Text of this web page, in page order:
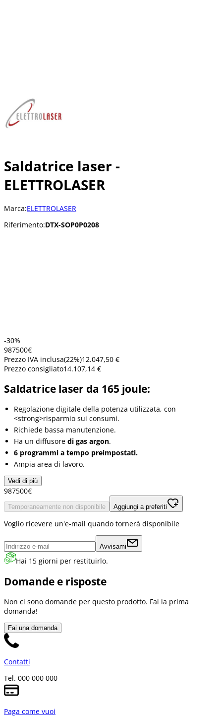
Saldatrice laser -
ELETTROLASER
Marca:ELETTROLASER
Riferimento:DTX-SOP0P0208
-30%
987500€
Prezzo IVA inclusa(22%)12.047,50 €
Prezzo consigliato14.107,14 €
Saldatrice laser da 165 joule:
Regolazione digitale della potenza utilizzata, con
<strong>risparmio sui consumi.
Richiede bassa manutenzione.
Ha un diffusore di gas argon.
6 programmi a tempo preimpostati.
Ampia area di lavoro.
Vedi di più
987500€
Temporaneamente non disponibile Aggiungi a preferiti
Voglio ricevere un'e-mail quando tornerà disponibile
Avvisami
Hai 15 giorni per restituirlo.
Domande e risposte
Non ci sono domande per questo prodotto. Fai la prima
domanda!
Fai una domanda
Contatti
Tel. 000 000 000
Paga come vuoi